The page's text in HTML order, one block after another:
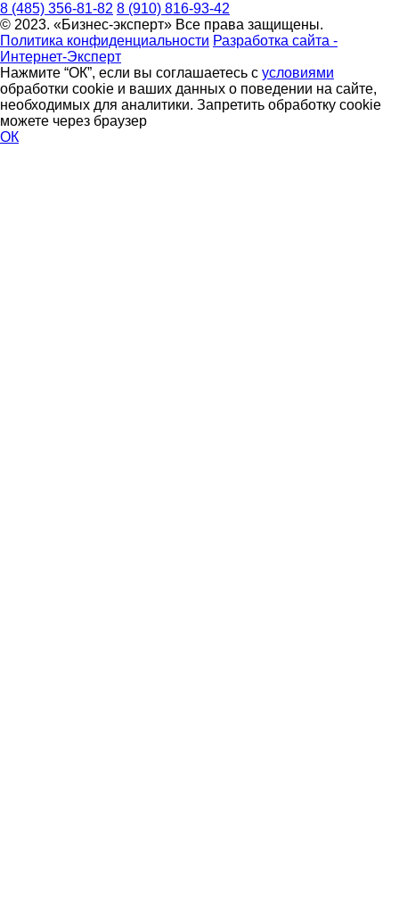
8 (485) 356-81-82 8 (910) 816-93-42
© 2023. «Бизнес-эксперт» Все права защищены.
Политика конфиденциальности Разработка сайта -
Интернет-Эксперт
Нажмите “ОК”, если вы соглашаетесь с условиями
обработки cookie и ваших данных о поведении на сайте,
необходимых для аналитики. Запретить обработку cookie
можете через браузер
ОК